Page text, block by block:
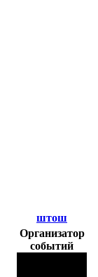
штош
Организатор
событий